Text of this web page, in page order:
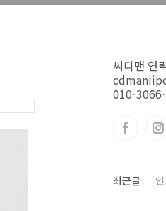
씨디맨 연
010-
최근글